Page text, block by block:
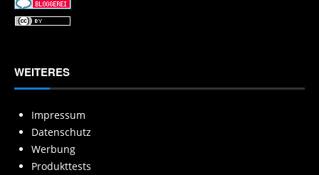
WEITERES
Impressum
Datenschutz
Werbung
Produkttests